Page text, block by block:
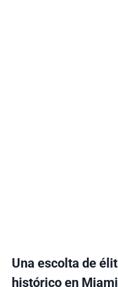
Una escolta de
histórico en Miami